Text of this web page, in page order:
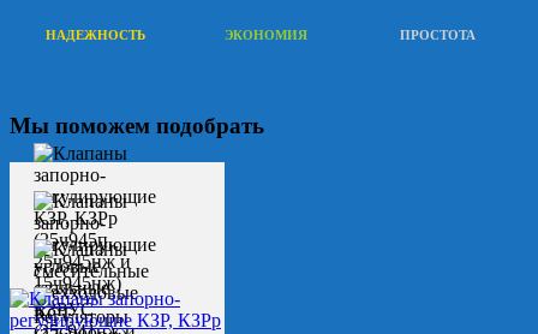
НАДЕЖНОСТЬ ЭКОНОМИЯ ПРОСТОТА
Мы поможем подобрать